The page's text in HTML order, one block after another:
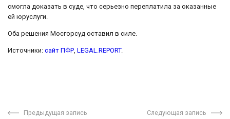
смогла доказать в суде, что серьезно переплатила за оказанные
ей юруслуги.
Оба решения Мосгорсуд оставил в силе.
Источники: сайт ПФР LEGAL.REPORT.
Предыдущая запись Следующая запись